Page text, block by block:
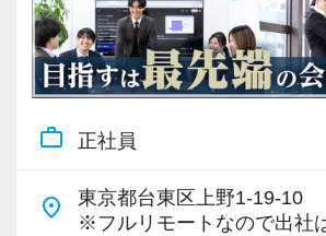
work_outline 正社員
place
東京都台東区上野1-19-10
※フルリモートなので出社